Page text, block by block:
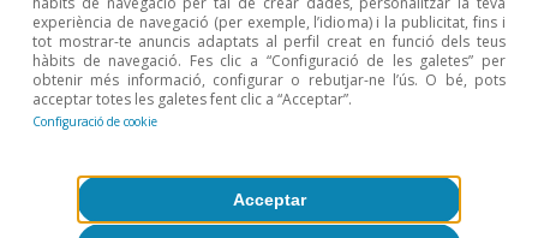
experiència de navegació (per exemple, l’idioma) i la publicitat, fins i
tot mostrar-te anuncis adaptats al perfil creat en funció dels teus
hàbits de navegació. Fes clic a “Configuració de les galetes” per
obtenir més informació, configurar o rebutjar-ne l’ús. O bé, pots
acceptar totes les galetes fent clic a “Acceptar”.
Configuració de cookie
Acceptar
Contacte
CaixaBank(opens in a new window)
Cookies (opens in a new window)